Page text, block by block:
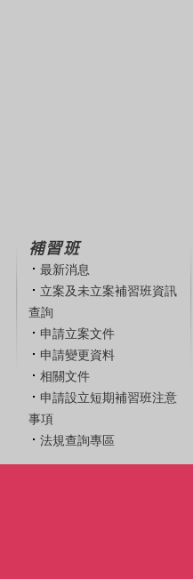
補習班
最新消息
立案及未立案補習班資訊
查詢
申請立案文件
申請變更資料
相關文件
申請設立短期補習班注意
事項
法規查詢專區